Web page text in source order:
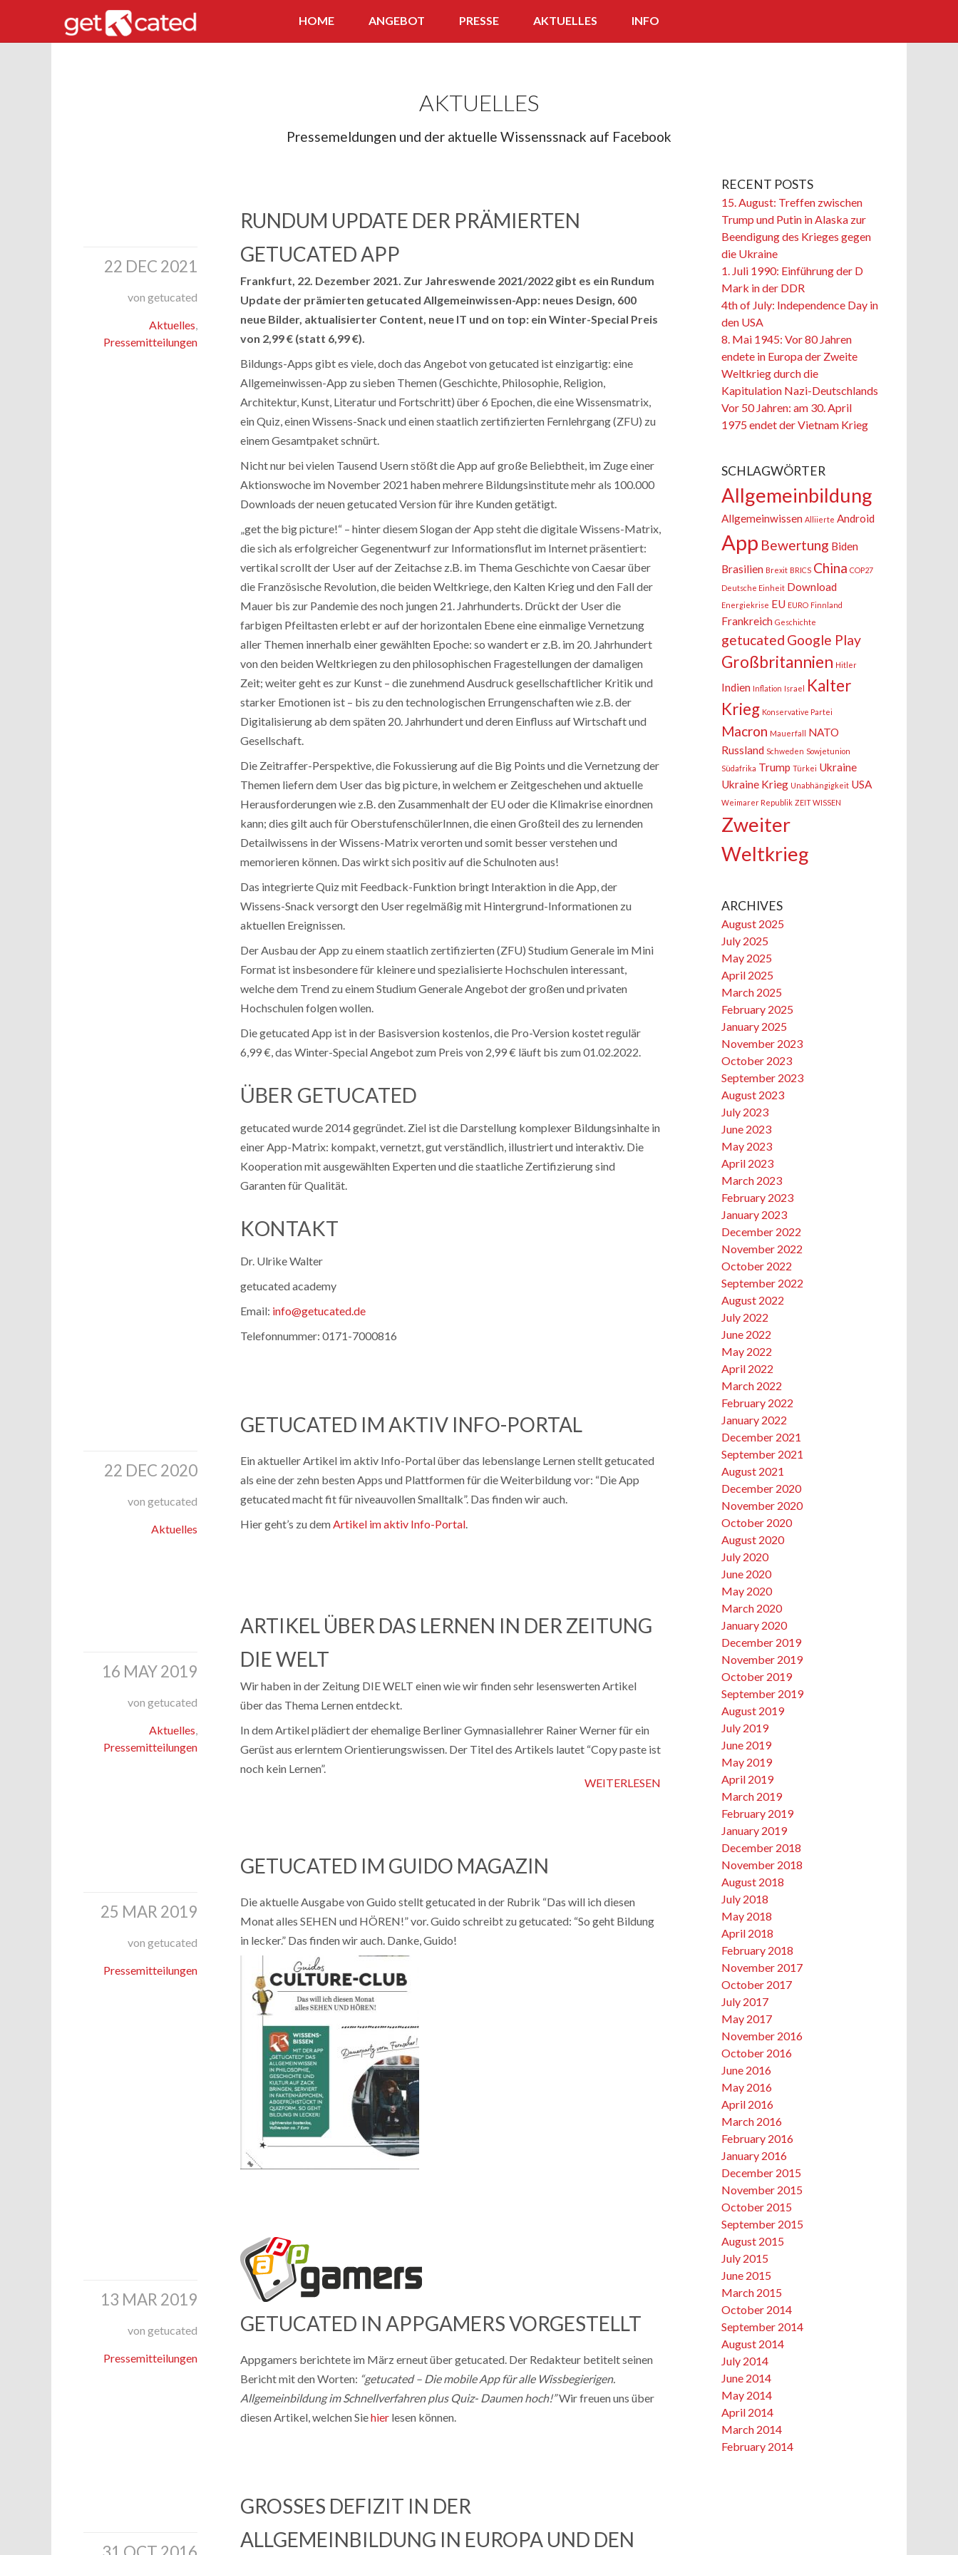
HOME ANGEBOT
FERNLEHRGANG
QUIZ
PRESSE AKTUELLES INFO
AKTUELLES
Pressemeldungen und der aktuelle Wissenssnack auf Facebook
22 DEC 2021
von getucated
Aktuelles,
Pressemitteilungen
RUNDUM UPDATE DER PRÄMIERTEN
GETUCATED APP
Frankfurt, 22. Dezember 2021. Zur Jahreswende 2021/2022 gibt es ein Rundum
Update der prämierten getucated Allgemeinwissen-App: neues Design, 600
neue Bilder, aktualisierter Content, neue IT und on top: ein Winter-Special Preis
von 2,99 € (statt 6,99 €).
Bildungs-Apps gibt es viele, doch das Angebot von getucated ist einzigartig: eine
Allgemeinwissen-App zu sieben Themen (Geschichte, Philosophie, Religion,
Architektur, Kunst, Literatur und Fortschritt) über 6 Epochen, die eine Wissensmatrix,
ein Quiz, einen Wissens-Snack und einen staatlich zertifizierten Fernlehrgang (ZFU) zu
einem Gesamtpaket schnürt.
Nicht nur bei vielen Tausend Usern stößt die App auf große Beliebtheit, im Zuge einer
Aktionswoche im November 2021 haben mehrere Bildungsinstitute mehr als 100.000
Downloads der neuen getucated Version für ihre Kunden getätigt.
„get the big picture!“ – hinter diesem Slogan der App steht die digitale Wissens-Matrix,
die sich als erfolgreicher Gegenentwurf zur Informationsflut im Internet präsentiert:
vertikal scrollt der User auf der Zeitachse z.B. im Thema Geschichte von Caesar über
die Französische Revolution, die beiden Weltkriege, den Kalten Krieg und den Fall der
Mauer bis zur Pandemie des noch jungen 21. Jahrhunderts. Drückt der User die
farbigen Pfeiltasten erlebt er auf der horizontalen Ebene eine einmalige Vernetzung
aller Themen innerhalb einer gewählten Epoche: so wandert er z.B. im 20. Jahrhundert
von den beiden Weltkriegen zu den philosophischen Fragestellungen der damaligen
Zeit; weiter geht es zur Kunst – die zunehmend Ausdruck gesellschaftlicher Kritik und
starker Emotionen ist – bis zu den technologischen Errungenschaften wie z.B. der
Digitalisierung ab dem späten 20. Jahrhundert und deren Einfluss auf Wirtschaft und
Gesellschaft.
Die Zeitraffer-Perspektive, die Fokussierung auf die Big Points und die Vernetzung der
Themen liefern dem User das big picture, in welchem er Zeitgeschehen und aktuelle
Herausforderungen wie z.B. den Zusammenhalt der EU oder die Klimakrise einordnen
kann; dies gilt auch für OberstufenschülerInnen, die einen Großteil des zu lernenden
Detailwissens in der Wissens-Matrix verorten und somit besser verstehen und
memorieren können. Das wirkt sich positiv auf die Schulnoten aus!
Das integrierte Quiz mit Feedback-Funktion bringt Interaktion in die App, der
Wissens-Snack versorgt den User regelmäßig mit Hintergrund-Informationen zu
aktuellen Ereignissen.
Der Ausbau der App zu einem staatlich zertifizierten (ZFU) Studium Generale im Mini
Format ist insbesondere für kleinere und spezialisierte Hochschulen interessant,
welche dem Trend zu einem Studium Generale Angebot der großen und privaten
Hochschulen folgen wollen.
Die getucated App ist in der Basisversion kostenlos, die Pro-Version kostet regulär
6,99 €, das Winter-Special Angebot zum Preis von 2,99 € läuft bis zum 01.02.2022.
ÜBER GETUCATED
getucated wurde 2014 gegründet. Ziel ist die Darstellung komplexer Bildungsinhalte in
einer App-Matrix: kompakt, vernetzt, gut verständlich, illustriert und interaktiv. Die
Kooperation mit ausgewählten Experten und die staatliche Zertifizierung sind
Garanten für Qualität.
KONTAKT
Dr. Ulrike Walter
getucated academy
Email: info@getucated.de
Telefonnummer: 0171-7000816
22 DEC 2020
von getucated
Aktuelles
GETUCATED IM AKTIV INFO-PORTAL
Ein aktueller Artikel im aktiv Info-Portal über das lebenslange Lernen stellt getucated
als eine der zehn besten Apps und Plattformen für die Weiterbildung vor: “Die App
getucated macht fit für ­niveauvollen Smalltalk”. Das finden wir auch.
Hier geht’s zu demArtikel im aktiv Info-Portal.
16 MAY 2019
von getucated
Aktuelles,
Pressemitteilungen
ARTIKEL ÜBER DAS LERNEN IN DER ZEITUNG
DIE WELT
Wir haben in der Zeitung DIE WELT einen wie wir finden sehr lesenswerten Artikel
über das Thema Lernen entdeckt.
In dem Artikel plädiert der ehemalige Berliner Gymnasiallehrer Rainer Werner für ein
Gerüst aus erlerntem Orientierungswissen. Der Titel des Artikels lautet “Copy paste ist
noch kein Lernen”.
WEITERLESEN
25 MAR 2019
von getucated
Pressemitteilungen
GETUCATED IM GUIDO MAGAZIN
Die aktuelle Ausgabe von Guido stellt getucated in der Rubrik “Das will ich diesen
Monat alles SEHEN und HÖREN!” vor. Guido schreibt zu getucated: “So geht Bildung
in lecker.” Das finden wir auch. Danke, Guido!
13 MAR 2019
von getucated
Pressemitteilungen
GETUCATED IN APPGAMERS VORGESTELLT
Appgamers berichtete im März erneut über getucated. Der Redakteur betitelt seinen
Bericht mit den Worten: “getucated – Die mobile App für alle Wissbegierigen.
Allgemeinbildung im Schnellverfahren plus Quiz- Daumen hoch!”Wir freuen uns über
diesen Artikel, welchen Siehier lesen können.
GROSSES DEFIZIT IN DER A
LLGEMEINBILDUNG IN EUROPA UND DEN U
RECENT POSTS
15. August: Treffen zwischen
Trump und Putin in Alaska zur
Beendigung des Krieges gegen
die Ukraine
1. Juli 1990: Einführung der D
Mark in der DDR
4th of July: Independence Day in
den USA
8. Mai 1945: Vor 80 Jahren
endete in Europa der Zweite
Weltkrieg durch die
Kapitulation Nazi-Deutschlands
Vor 50 Jahren: am 30. April
1975 endet der Vietnam Krieg
SCHLAGWÖRTER
Allgemeinbildung
Allgemeinwissen Alliierte Android
App Bewertung Biden
Brasilien Brexit BRICS China COP27
Deutsche Einheit Download
Energiekrise EU EURO Finnland
Frankreich Geschichte
getucated Google Play
Großbritannien Hitler
Indien Inflation Israel Kalter
Krieg Konservative Partei
Macron Mauerfall NATO
Russland Schweden Sowjetunion
Südafrika Trump Türkei Ukraine
Ukraine Krieg Unabhängigkeit USA
Weimarer Republik ZEIT WISSEN
Zweiter
Weltkrieg
ARCHIVES
August 2025
July 2025
May 2025
April 2025
March 2025
February 2025
January 2025
November 2023
October 2023
September 2023
August 2023
July 2023
June 2023
May 2023
April 2023
March 2023
February 2023
January 2023
December 2022
November 2022
October 2022
September 2022
August 2022
July 2022
June 2022
May 2022
April 2022
March 2022
February 2022
January 2022
December 2021
September 2021
August 2021
December 2020
November 2020
October 2020
August 2020
July 2020
June 2020
May 2020
March 2020
January 2020
December 2019
November 2019
October 2019
September 2019
August 2019
July 2019
June 2019
May 2019
April 2019
March 2019
February 2019
January 2019
December 2018
November 2018
August 2018
July 2018
May 2018
April 2018
February 2018
November 2017
October 2017
July 2017
May 2017
November 2016
October 2016
June 2016
May 2016
April 2016
March 2016
February 2016
January 2016
December 2015
November 2015
October 2015
September 2015
August 2015
July 2015
June 2015
March 2015
October 2014
September 2014
August 2014
July 2014
June 2014
May 2014
April 2014
March 2014
February 2014